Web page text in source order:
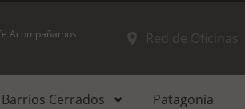
Acompañamos Red de Oficinas
Barrios Cerrados Patagonia